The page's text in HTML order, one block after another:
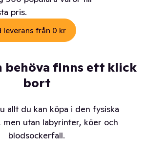
pris.
leverans från 0 kr
behöva finns ett klick
bort
allt du kan köpa i den fysiska
men utan labyrinter, köer och
blodsockerfall.